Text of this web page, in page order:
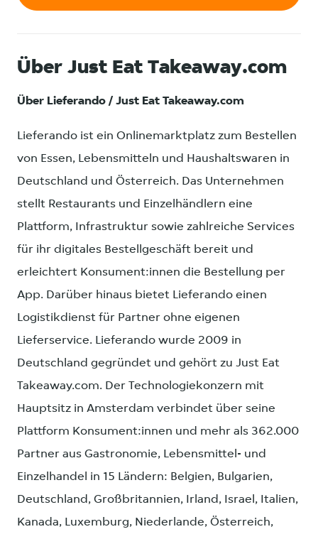
Über Just Eat Takeaway.com
Über Lieferando / Just Eat Takeaway.com
Lieferando ist ein Onlinemarktplatz zum Bestellen
von Essen, Lebensmitteln und Haushaltswaren in
Deutschland und Österreich. Das Unternehmen
stellt Restaurants und Einzelhändlern eine
Plattform, Infrastruktur sowie zahlreiche Services
für ihr digitales Bestellgeschäft bereit und
erleichtert Konsument:innen die Bestellung per
App. Darüber hinaus bietet Lieferando einen
Logistikdienst für Partner ohne eigenen
Lieferservice. Lieferando wurde 2009 in
Deutschland gegründet und gehört zu Just Eat
Takeaway.com. Der Technologiekonzern mit
Hauptsitz in Amsterdam verbindet über seine
Plattform Konsument:innen und mehr als 362.000
Partner aus Gastronomie, Lebensmittel- und
Einzelhandel in 15 Ländern: Belgien, Bulgarien,
Deutschland, Großbritannien, Irland, Israel, Italien,
Kanada, Luxemburg, Niederlande, Österreich,